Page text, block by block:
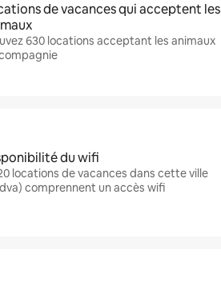
de vacances qui acceptent les
630 locations acceptant les animaux
du wifi
locations de vacances dans cette ville
comprennent un accès wifi